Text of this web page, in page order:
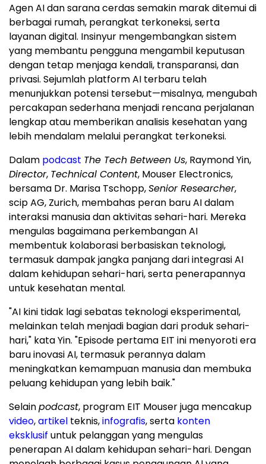
Agen AI dan sarana cerdas semakin marak ditemui di
berbagai rumah, perangkat terkoneksi, serta
layanan digital. Insinyur mengembangkan sistem
yang membantu pengguna mengambil keputusan
dengan tetap menjaga kendali, transparansi, dan
privasi. Sejumlah platform AI terbaru telah
menunjukkan potensi tersebut—misalnya, mengubah
percakapan sederhana menjadi rencana perjalanan
lengkap atau memberikan analisis kesehatan yang
lebih mendalam melalui perangkat terkoneksi.
Dalam podcast The Tech Between Us, Raymond Yin,
Director, Technical Content, Mouser Electronics,
bersama Dr. Marisa Tschopp,Senior Researcher,
scip AG, Zurich, membahas peran baru AI dalam
interaksi manusia dan aktivitas sehari-hari. Mereka
mengulas bagaimana perkembangan AI
membentuk kolaborasi berbasiskan teknologi,
termasuk dampak jangka panjang dari integrasi AI
dalam kehidupan sehari-hari, serta penerapannya
untuk kesehatan mental.
"AI kini tidak lagi sebatas teknologi eksperimental,
melainkan telah menjadi bagian dari produk sehari-
hari," kata Yin. "Episode pertama EIT ini menyoroti era
baru inovasi AI, termasuk perannya dalam
meningkatkan kemampuan manusia dan membuka
peluang kehidupan yang lebih baik."
Selainpodcast, program EIT Mouser juga mencakup
video,artikel teknis,infografis, serta konten
eksklusif untuk pelanggan yang mengulas
penerapan AI dalam kehidupan sehari-hari. Dengan